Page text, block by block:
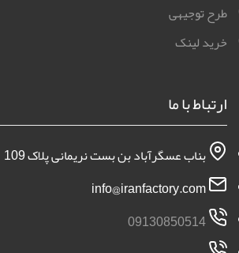
طرح توجیهی
خرید لینک
ارتباط با ما
بناب عسگرآباد بن بست نریمانی پلاک 109
09130850514